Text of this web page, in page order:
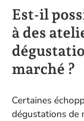
Est-il
à des
marché ?
Certaines
dégustations de